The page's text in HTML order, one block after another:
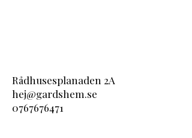
Rådhusesplanaden 2A
hej@gardshem.se
0767676471